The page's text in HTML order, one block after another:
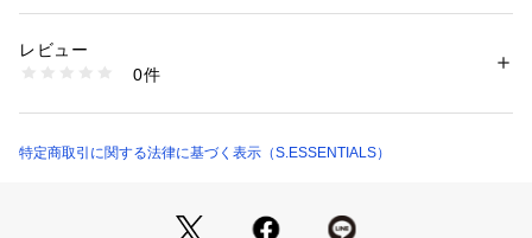
マチ付きカフス、フラップポケットなど、オーセンティックな
ット感がストレスフリーな着心地です。
※この商品はサンプルでの撮影を行っています。
素材：表地 本体 綿100% リブ部分 綿82% ナイロン17% ポリウレタン1%
生産国：日本製
2160800001236
レビュー
0件
特定商取引に関する法律に基づく表示（S.ESSENTIALS）